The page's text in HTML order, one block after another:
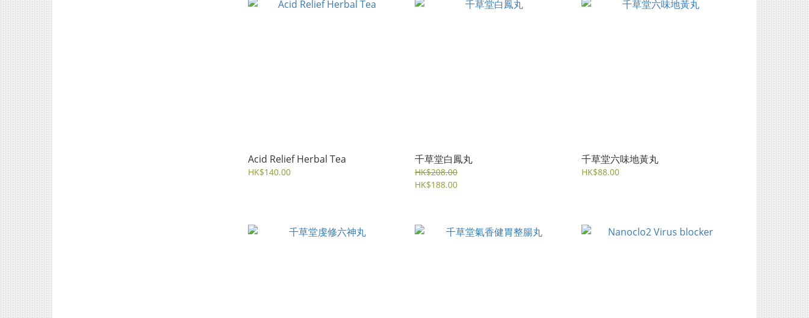
Acid Relief Herbal Tea
HK$140.00
千草堂白鳳丸
HK$208.00
HK$188.00
千草堂六味地黃丸
HK$88.00